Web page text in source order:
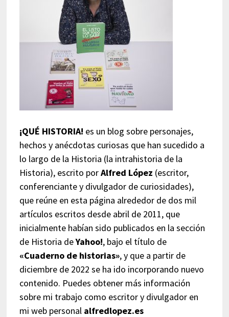
¡QUÉ HISTORIA! es un blog sobre personajes,
hechos y anécdotas curiosas que han sucedido a
lo largo de la Historia (la intrahistoria de la
Historia), escrito porAlfred López (escritor,
conferenciante y divulgador de curiosidades),
que reúne en esta página alrededor de dos mil
artículos escritos desde abril de 2011, que
inicialmente habían sido publicados en la sección
de Historia deYahoo!, bajo el título de
«Cuaderno de historias», y que a partir de
diciembre de 2022 se ha ido incorporando nuevo
contenido. Puedes obtener más información
sobre mi trabajo como escritor y divulgador en
mi web personal alfredlopez.es